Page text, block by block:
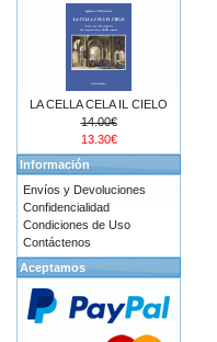
LA CELLA CELA IL CIELO
14.00€
13.30€
Información
Envíos y Devoluciones
Confidencialidad
Condiciones de Uso
Contáctenos
Aceptamos